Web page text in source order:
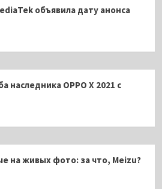
объявила дату анонса
наследника OPPO X 2021 с
на живых фото: за что, Meizu?